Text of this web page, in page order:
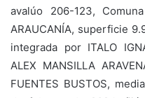
avalúo 206-123,
ARAUCANÍA, superficie
integrada por ITALO
ALEX MANSILLA
FUENTES BUSTOS,